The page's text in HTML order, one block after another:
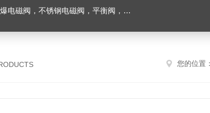
磁阀，平衡阀，排气阀，减压阀，柱塞阀，过滤器
您的位置：